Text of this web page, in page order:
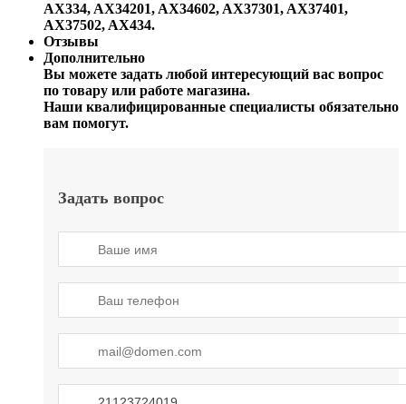
AX334, AX34201, AX34602, AX37301, AX37401,
AX37502, AX434.
Отзывы
Дополнительно
Вы можете задать любой интересующий вас вопрос
по товару или работе магазина.
Наши квалифицированные специалисты обязательно
вам помогут.
Задать вопрос